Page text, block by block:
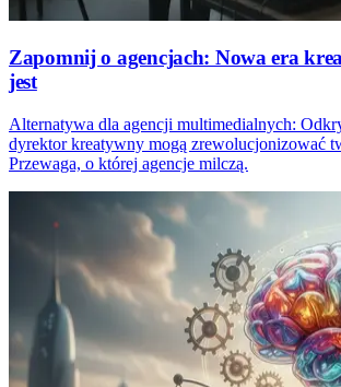
Zapomnij o agencjach: Nowa era
jest
Alternatywa dla agencji multimedialnych:
dyrektor kreatywny mogą zrewolucjonizować
Przewaga, o której agencje milczą.